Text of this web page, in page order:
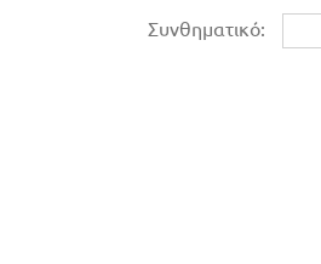
Συνθηματικό: